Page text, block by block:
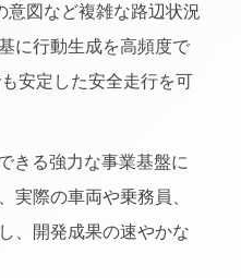
図など複雑な路辺状況
に行動生成を高頻度で
安定した安全走行を可
きる強力な事業基盤に
実際の車両や乗務員、
、開発成果の速やかな